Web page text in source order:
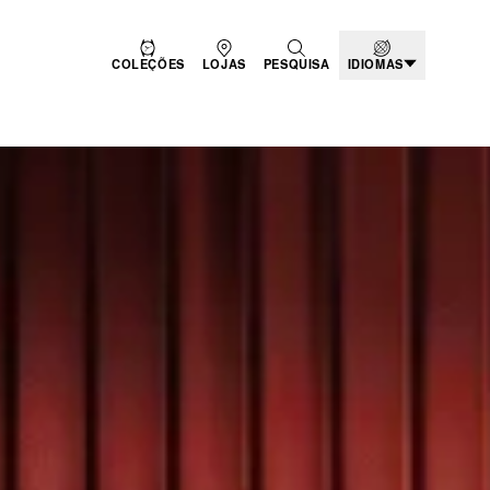
COLEÇÕES LOJAS PESQUISA IDIOMAS